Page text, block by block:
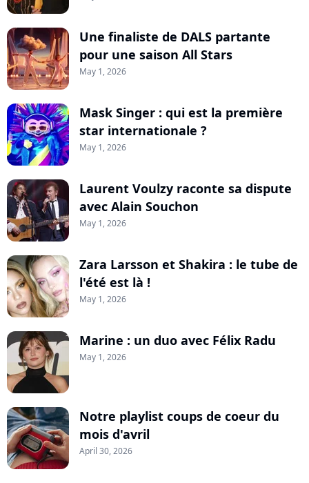
Une finaliste de DALS partante
pour une saison All Stars
May 1, 2026
Mask Singer : qui est la première
star internationale ?
May 1, 2026
Laurent Voulzy raconte sa dispute
avec Alain Souchon
May 1, 2026
Zara Larsson et Shakira : le tube de
l'été est là !
May 1, 2026
Marine : un duo avec Félix Radu
May 1, 2026
Notre playlist coups de coeur du
mois d'avril
April 30, 2026